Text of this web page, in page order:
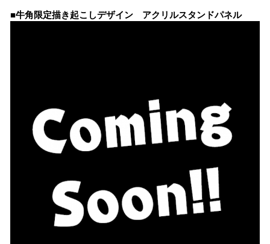
■牛角限定描き起こしデザイン アクリルスタンドパネル